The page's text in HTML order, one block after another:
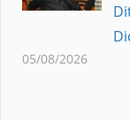
05/08/2026